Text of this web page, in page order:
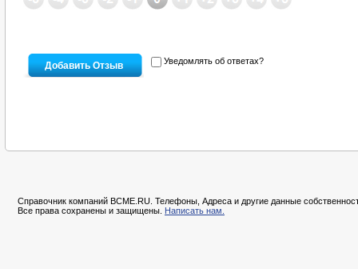
Уведомлять об ответах?
Справочник компаний BCME.RU. Телефоны, Адреса и другие данные
Все права сохранены и защищены. Написать нам.